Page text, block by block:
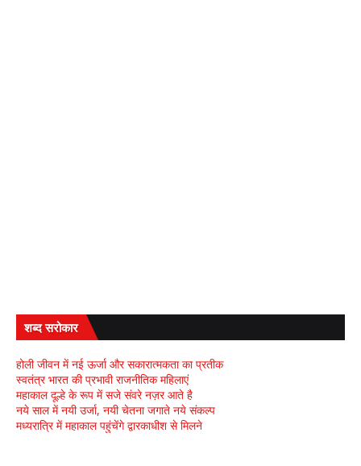
शब्द सरोकार
होली जीवन में नई ऊर्जा और सकारात्मकता का प्रतीक
स्वतंत्र भारत की प्रभावी राजनीतिक महिलाएं
महाकाल दूल्हे के रूप में सजे संवरे नज़र आते है
नये साल में नयी उर्जा, नयी चेतना जगाते नये संकल्प
मध्यरात्रि में महाकाल पहुंचेंगे द्वारकाधीश से मिलने